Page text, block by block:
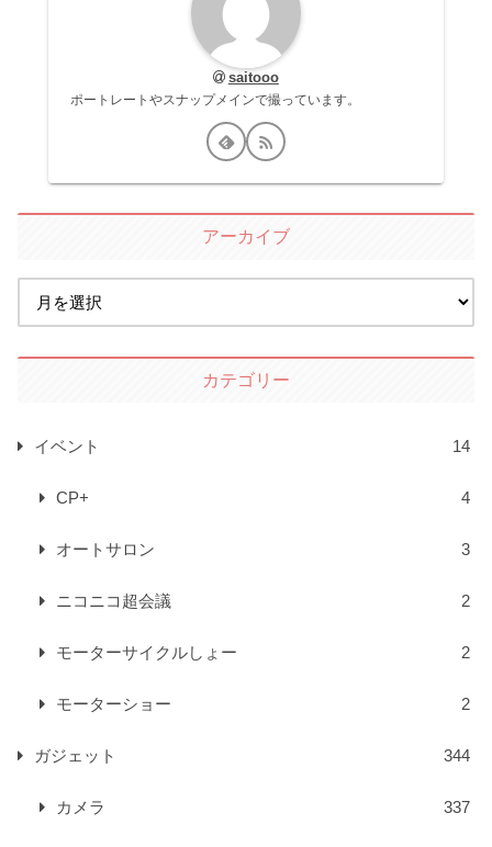
saitooo
ポートレートやスナップメインで撮っています。
アーカイブ
カテゴリー
イベント 14
CP+ 4
オートサロン 3
ニコニコ超会議 2
モーターサイクルしょー 2
モーターショー 2
ガジェット 344
カメラ 337